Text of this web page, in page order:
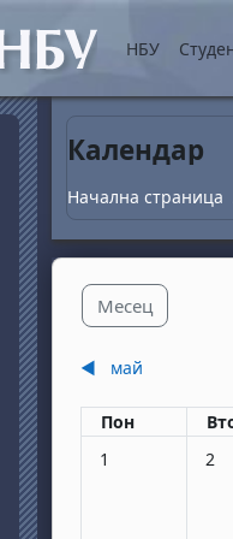
Прескочи на
НБУ
Календар
Начална страница
Месец
◀︎ май
Понеделник
Пон
Няма събития,
1 2